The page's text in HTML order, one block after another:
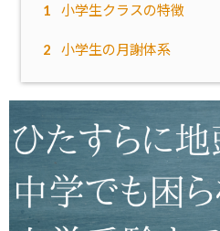
1 小学生クラスの特徴
2 小学生の月謝体系